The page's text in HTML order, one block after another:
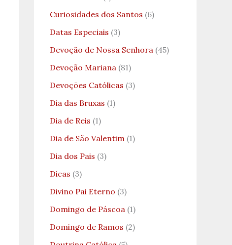
Curiosidades dos Santos (6)
Datas Especiais (3)
Devoção de Nossa Senhora (45)
Devoção Mariana (81)
Devoções Católicas (3)
Dia das Bruxas (1)
Dia de Reis (1)
Dia de São Valentim (1)
Dia dos Pais (3)
Dicas (3)
Divino Pai Eterno (3)
Domingo de Páscoa (1)
Domingo de Ramos (2)